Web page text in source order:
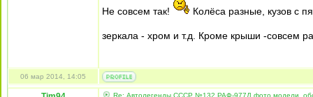
Не совсем так! Колёса разные, кузов с
зеркала - хром и т.д. Кроме крыши -совсем
06 мар 2014, 14:05
Re: Автолегенды СССР №132 РАФ-977Д фото модели,